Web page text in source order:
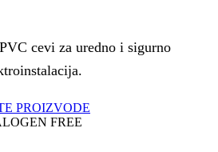
cevi za uredno i sigurno
PROIZVODE
FREE